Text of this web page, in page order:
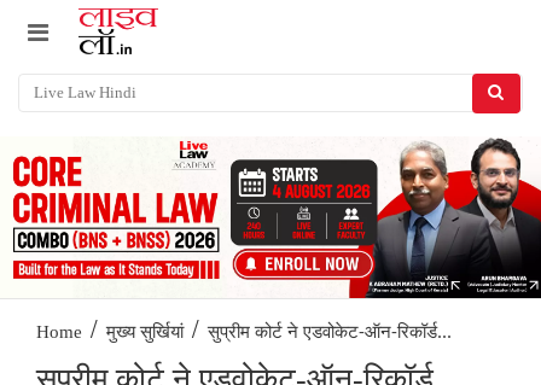
Home / मुख्य सुर्खियां / सुप्रीम कोर्ट ने एडवोकेट-ऑन-रिकॉर्ड...